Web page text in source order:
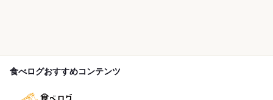
食べログおすすめコンテンツ